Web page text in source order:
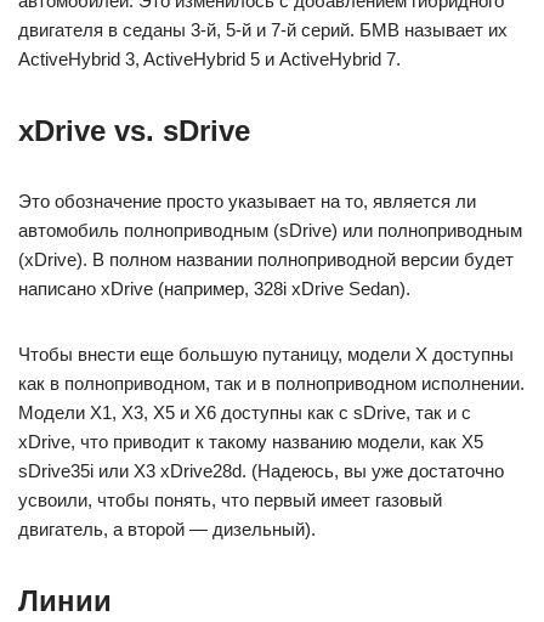
двигателя в седаны 3-й, 5-й и 7-й серий. БМВ называет их
ActiveHybrid 3, ActiveHybrid 5 и ActiveHybrid 7.
xDrive vs. sDrive
Это обозначение просто указывает на то, является ли
автомобиль полноприводным (sDrive) или полноприводным
(xDrive). В полном названии полноприводной версии будет
написано xDrive (например, 328i xDrive Sedan).
Чтобы внести еще большую путаницу, модели X доступны
как в полноприводном, так и в полноприводном исполнении.
Модели X1, X3, X5 и X6 доступны как с sDrive, так и с
xDrive, что приводит к такому названию модели, как X5
sDrive35i или X3 xDrive28d. (Надеюсь, вы уже достаточно
усвоили, чтобы понять, что первый имеет газовый
двигатель, а второй — дизельный).
Линии